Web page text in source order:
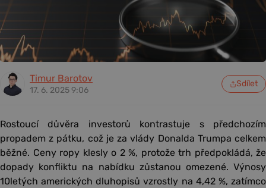
Timur Barotov
17. 6. 2025 9:06
Sdílet
Rostoucí důvěra investorů kontrastuje s předchozím
propadem z pátku, což je za vlády Donalda Trumpa celkem
běžné. Ceny ropy klesly o 2 %, protože trh předpokládá, že
dopady konfliktu na nabídku zůstanou omezené. Výnosy
10letých amerických dluhopisů vzrostly na 4,42 %, zatímco